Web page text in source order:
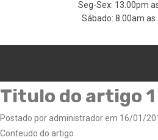
Seg-Sex: 13.00pm
Sábado: 8.00am as
Titulo do artigo 1
Postado por administrador em 16/01/
Conteudo do artigo